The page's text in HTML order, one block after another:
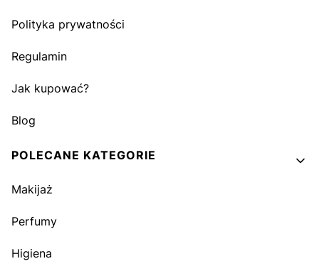
Polityka prywatności
Regulamin
Jak kupować?
Blog
POLECANE KATEGORIE
Makijaż
Perfumy
Higiena